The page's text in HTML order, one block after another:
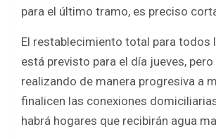
para el último tramo, es preciso
El restablecimiento total para todos
está previsto para el día jueves, pero
realizando de manera progresiva a
finalicen las conexiones
habrá hogares que recibirán agua